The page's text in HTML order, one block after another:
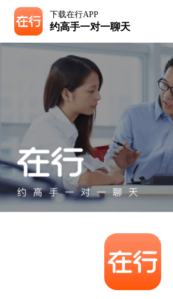
下载在行APP
约高手一对一聊天